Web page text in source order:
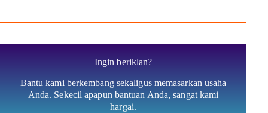
Ingin beriklan?
Bantu kami berkembang sekaligus memasarkan usaha
Anda. Sekecil apapun bantuan Anda, sangat kami
hargai.